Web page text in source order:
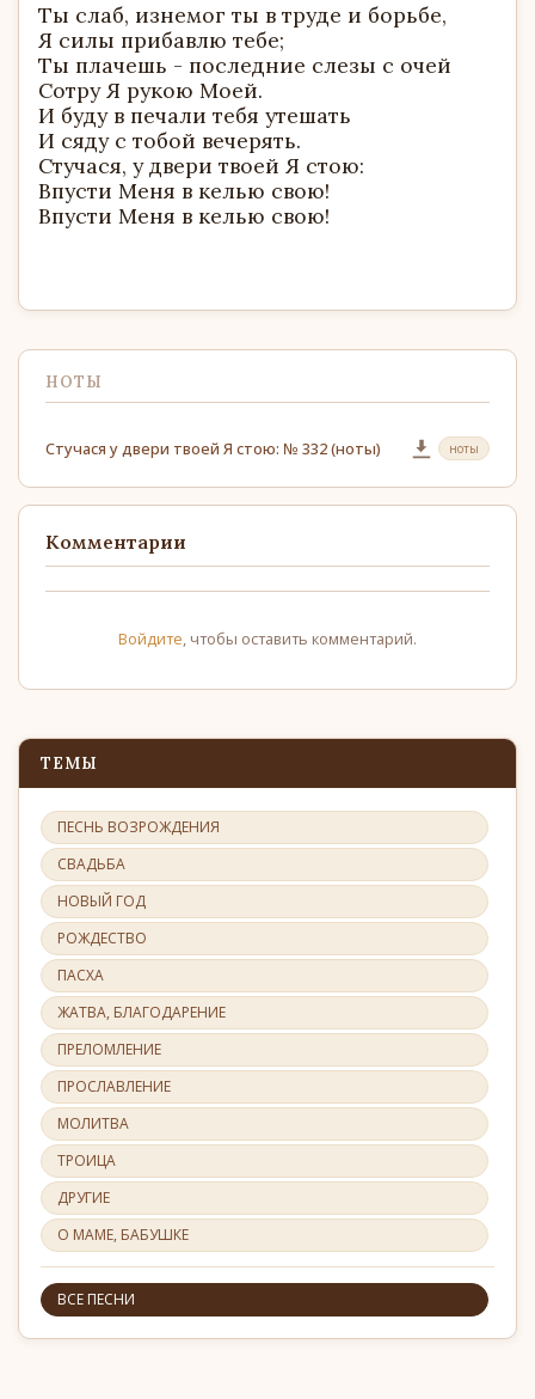
Ты слаб, изнемог ты в труде и борьбе,
Я силы прибавлю тебе;
Ты плачешь - последние слезы с очей
Сотру Я рукою Моей.
И буду в печали тебя утешать
И сяду с тобой вечерять.
Стучася, у двери твоей Я стою:
Впусти Меня в келью свою!
Впусти Меня в келью свою!
НОТЫ
Стучася у двери твоей Я стою: № 332 (ноты) ноты
Комментарии
Войдите, чтобы оставить комментарий.
ТЕМЫ
ПЕСНЬ ВОЗРОЖДЕНИЯ
СВАДЬБА
НОВЫЙ ГОД
РОЖДЕСТВО
ПАСХА
ЖАТВА, БЛАГОДАРЕНИЕ
ПРЕЛОМЛЕНИЕ
ПРОСЛАВЛЕНИЕ
МОЛИТВА
ТРОИЦА
ДРУГИЕ
О МАМЕ, БАБУШКЕ
ВСЕ ПЕСНИ